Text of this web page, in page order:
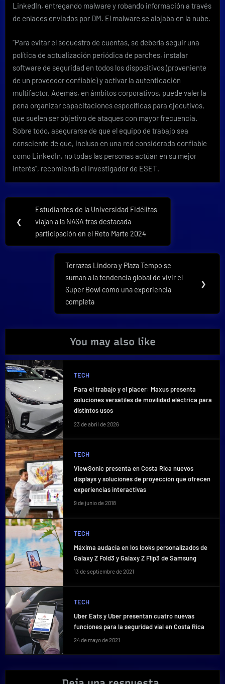
LinkedIn, entregando malware y robando información a través
de enlaces enviados por DM. El malware se alojaba en la nube.
“Para evitar el secuestro de cuentas, se debería seguir una
política de actualización periódica de parches, instalar
software de seguridad en todos los dispositivos (proveniente
de un proveedor confiable) y activar la autenticación
multifactor. Además, en ámbitos corporativos, puede valer la
pena organizar capacitaciones específicas para ejecutivos,
que suelen ser objetivo de ataques con mayor frecuencia.
Sobre todo, asegurarse de que el equipo de trabajo sea
consciente de que, incluso en una red considerada confiable
como LinkedIn, no todas las personas actúan en su mejor
interés”, recomienda el investigador de ESET.
Navegación
de
entradas
❮
Previous
Post:
Estudiantes de la Universidad Fidélitas
viajan a la NASA tras destacada
participación en el Reto Marte 2024
Next
Post:
Terrazas Lindora y Plaza Tempo se
suman a la tendencia global de vivir el
Super Bowl como una experiencia
completa
❯
You may also like
TECH
Para el trabajo y el placer: Maxus presenta
soluciones versátiles de movilidad eléctrica para
distintos usos
23 de abril de 2026
TECH
ViewSonic presenta en Costa Rica nuevos
displays y soluciones de proyección que ofrecen
experiencias interactivas
9 de junio de 2018
TECH
Máxima audacia en los looks personalizados de
Galaxy Z Fold3 y Galaxy Z Flip3 de Samsung
13 de septiembre de 2021
TECH
Uber Eats y Uber presentan cuatro nuevas
funciones para la seguridad vial en Costa Rica
24 de mayo de 2021